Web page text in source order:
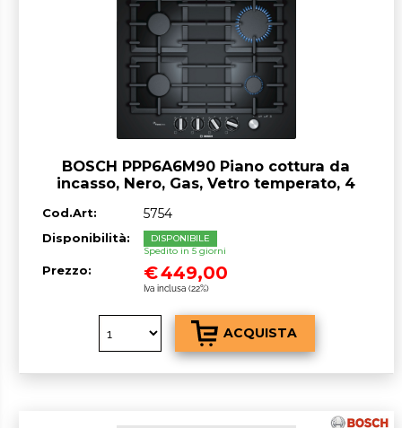
BOSCH PPP6A6M90 Piano cottura da
incasso, Nero, Gas, Vetro temperato, 4
Cod.Art: 5754
Disponibilità:
DISPONIBILE
Spedito in 5 giorni
Prezzo: €449,00
Iva inclusa (22%)